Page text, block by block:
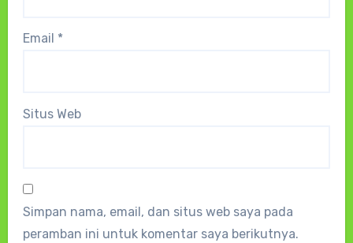
Email *
Situs Web
Simpan nama, email, dan situs web saya pada
peramban ini untuk komentar saya berikutnya.